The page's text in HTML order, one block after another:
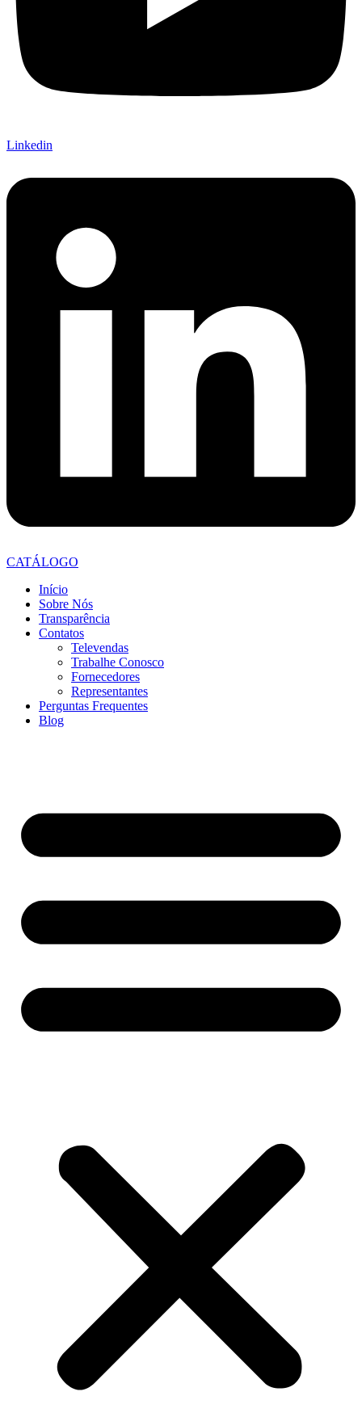
Linkedin
CATÁLOGO
Início
Sobre Nós
Transparência
Contatos
Televendas
Trabalhe Conosco
Fornecedores
Representantes
Perguntas Frequentes
Blog